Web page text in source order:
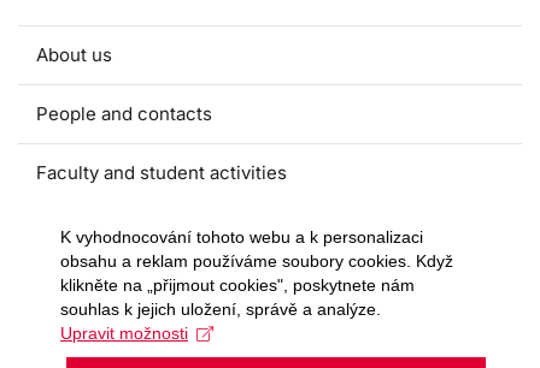
About us
People and contacts
Faculty and student activities
Projects and strategic partnerships
Documents
European sustainable development week
K vyhodnocování tohoto webu a k personalizaci
obsahu a reklam používáme soubory cookies. Když
klikněte na „přijmout cookies", poskytnete nám
souhlas k jejich uložení, správě a analýze.
Upravit možnosti